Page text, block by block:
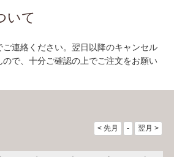
いて
ご連絡ください。翌日以降のキャンセル
で、十分ご確認の上でご注文をお願い